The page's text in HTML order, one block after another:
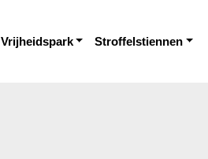
Vrijheidspark Stroffelstiennen